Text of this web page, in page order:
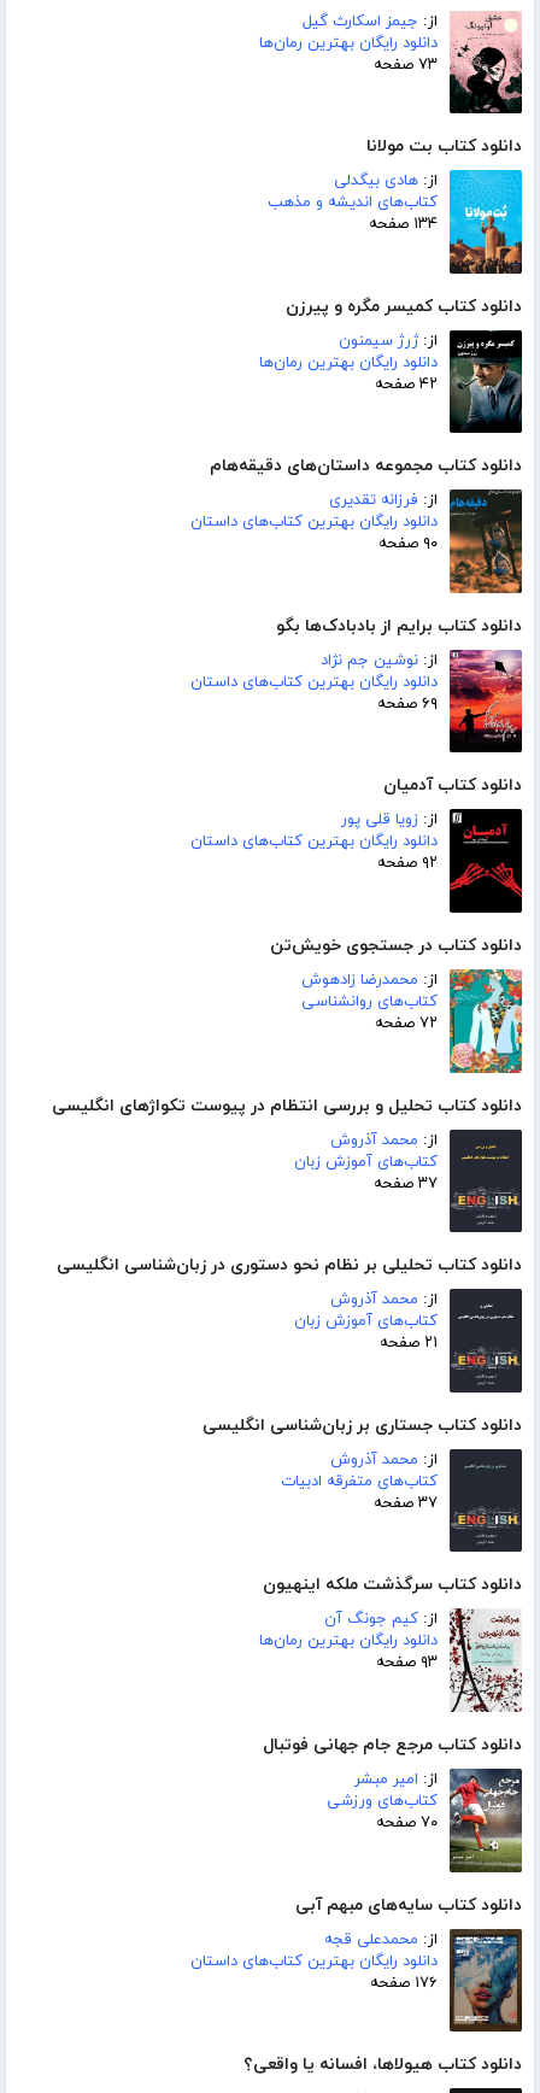
از: جیمز اسکارث گیل
دانلود رایگان بهترین رمان‌ها
۷۳ صفحه
دانلود کتاب بت مولانا
از: هادی بیگدلی
کتاب‌های اندیشه و مذهب
۱۳۴ صفحه
دانلود کتاب کمیسر مگره و پیرزن
از:ژرژ سیمنون
دانلود رایگان بهترین رمان‌ها
۴۲ صفحه
دانلود کتاب مجموعه داستان‌های دقیقه‌هام
از: فرزانه تقدیری
دانلود رایگان بهترین کتاب‌های داستان
۹۰ صفحه
دانلود کتاب برایم از بادبادک‌ها بگو
از: نوشین جم نژاد
دانلود رایگان بهترین کتاب‌های داستان
۶۹ صفحه
دانلود کتاب آدمیان
از: زویا قلی پور
دانلود رایگان بهترین کتاب‌های داستان
۹۲ صفحه
دانلود کتاب در جستجوی خویش‌تن
از: محمدرضا زادهوش
کتاب‌های روانشناسی
۷۲ صفحه
دانلود کتاب تحلیل و بررسی انتظام در پیوست تکواژهای انگلیسی
از: محمد آذروش
کتاب‌های آموزش زبان
۳۷ صفحه
دانلود کتاب تحلیلی بر نظام نحو دستوری در زبان‌شناسی انگلیسی
از: محمد آذروش
کتاب‌های آموزش زبان
۲۱ صفحه
دانلود کتاب جستاری بر زبان‌شناسی انگلیسی
از: محمد آذروش
کتاب‌های متفرقه ادبیات
۳۷ صفحه
دانلود کتاب سرگذشت ملکه اینهیون
از: کیم جونگ آن
دانلود رایگان بهترین رمان‌ها
۹۳ صفحه
دانلود کتاب مرجع جام جهانی فوتبال
از: امیر مبشر
کتاب‌های ورزشی
۷۰ صفحه
دانلود کتاب سایه‌های مبهم آبی
از: محمدعلی قجه
دانلود رایگان بهترین کتاب‌های داستان
۱۷۶ صفحه
دانلود کتاب هیولاها، افسانه یا واقعی؟